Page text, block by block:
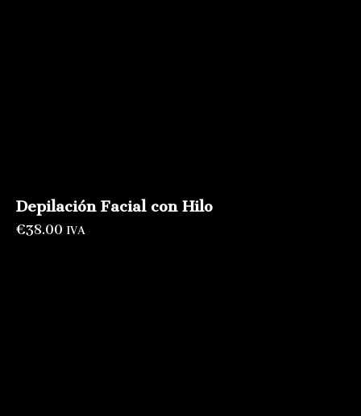
Depilación Facial con Hilo
€38.00 IVA